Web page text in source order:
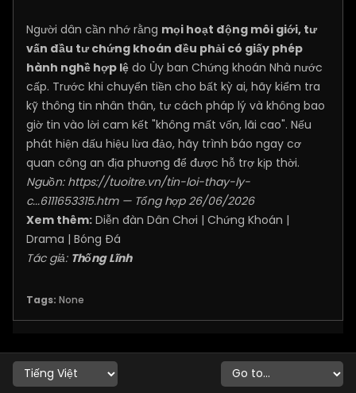
Người dân cần nhớ rằng mọi hoạt động môi giới, tư
vấn đầu tư chứng khoán đều phải có giấy phép
hành nghề hợp lệ do Ủy ban Chứng khoán Nhà nước
cấp. Trước khi chuyển tiền cho bất kỳ ai, hãy kiểm tra
kỹ thông tin nhân thân, tư cách pháp lý và không bao
giờ tin vào lời cam kết "không mất vốn, lãi cao". Nếu
phát hiện dấu hiệu lừa đảo, hãy trình báo ngay cơ
quan công an địa phương để được hỗ trợ kịp thời.
Nguồn: https://tuoitre.vn/tin-loi-thay-ly-
c...6111653315.htm— Tổng hợp 26/06/2026
Xem thêm: Diễn đàn Dân Chơi | Chứng Khoán |
Drama | Bóng Đá
Tác giả: Thống Lĩnh
Tags: None